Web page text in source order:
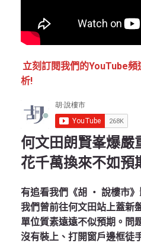
立刻訂閱我們的YouTube
析!
何文田朗賢峯爆嚴
花千萬換來不如預
有追看我們《胡 ‧ 說樓市
我們曾前往何文田站上蓋新
單位質素遠遠不似預期。問
沒有裝上、打開窗戶邊框徒